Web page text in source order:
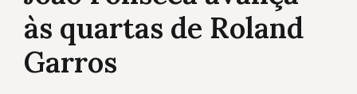
às quartas de Roland
Garros